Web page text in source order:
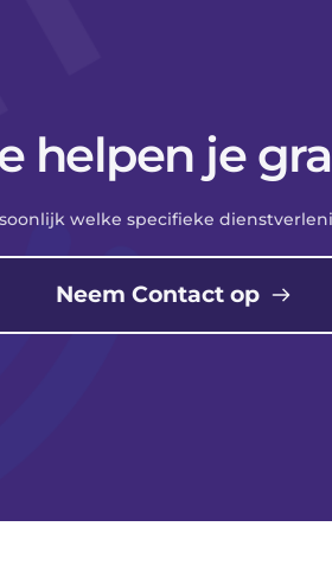
helpen je
welke specifieke
Neem Contact op